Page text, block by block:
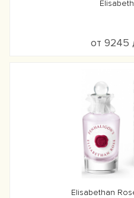
от 9245
Elisabethan